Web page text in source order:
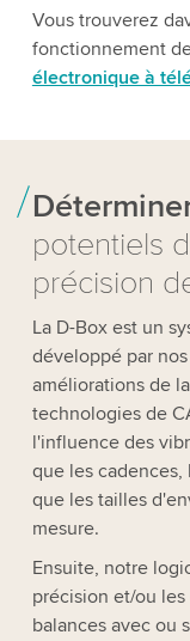
Vous trouverez
fonctionnement
électronique à
potentiels
précision
La D-Box est un
développé par
améliorations de
technologies de
l'influence des
que les
que les tailles
mesure.
Ensuite, notre
précision et/ou
balances avec ou